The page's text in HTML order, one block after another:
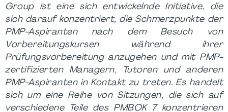
Group ist eine sich entwickelnde Initiative, die
sich darauf konzentriert, die Schmerzpunkte der
PMP-Aspiranten nach dem Besuch von
Vorbereitungskursen während ihrer
Prüfungsvorbereitung anzugehen und mit PMP-
zertifizierten Managern, Tutoren und anderen
PMP-Aspiranten in Kontakt zu treten. Es handelt
sich um eine Reihe von Sitzungen, die sich auf
verschiedene Teile des PMBOK 7 konzentrieren